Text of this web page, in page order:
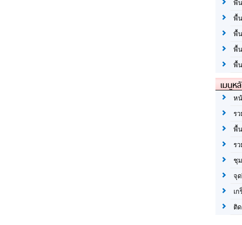
พื้
พื้
พื้
พื้
พื้
เมนูห
ห
ร
พื้
ร
ชุ
จุ
เ
ติ